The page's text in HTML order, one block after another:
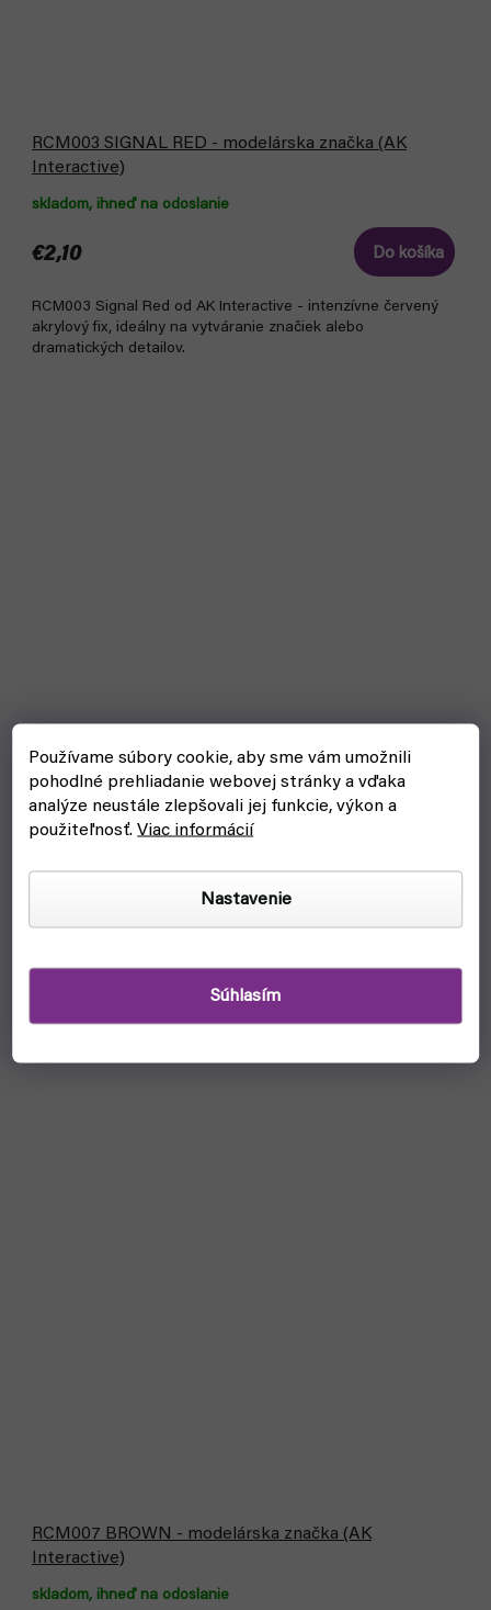
Používame súbory cookie, aby sme vám umožnili
pohodlné prehliadanie webovej stránky a vďaka
analýze neustále zlepšovali jej funkcie, výkon a
použiteľnosť.Viac informácií
Nastavenie
Súhlasím
RCM003 SIGNAL RED - modelárska značka (AK
Interactive)
skladom, ihneď na odoslanie
€2,10 Do košíka
RCM003 Signal Red od AK Interactive - intenzívne červený
akrylový fix, ideálny na vytváranie značiek alebo
dramatických detailov.
Interactive)
RCM007 BROWN - modelárska značka (AK
Interactive)
skladom, ihneď na odoslanie